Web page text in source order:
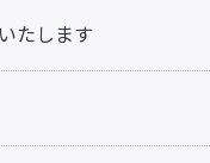
たします